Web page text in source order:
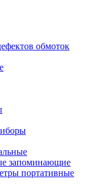
обмоток
запоминающие
портативные